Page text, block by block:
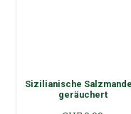
Cholfirst Pinot Noir